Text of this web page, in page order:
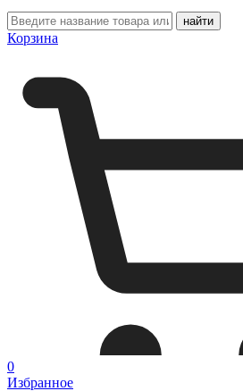
Корзина
0
Избранное